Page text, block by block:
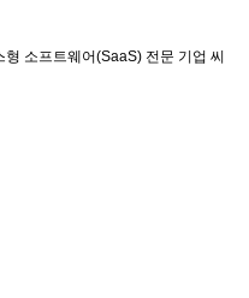
소프트웨어(SaaS) 전문 기업 씨